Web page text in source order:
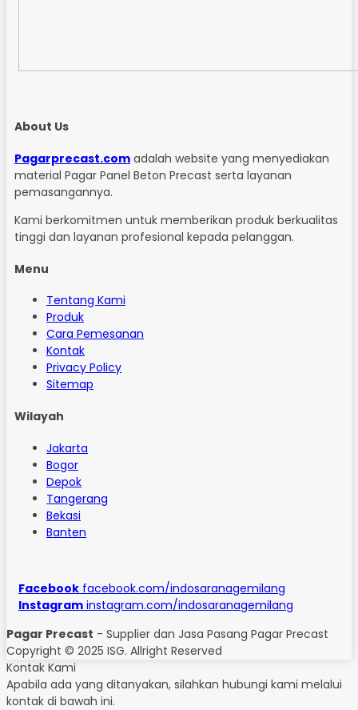
About Us
Pagarprecast.com adalah website yang menyediakan
material Pagar Panel Beton Precast serta layanan
pemasangannya.
Kami berkomitmen untuk memberikan produk berkualitas
tinggi dan layanan profesional kepada pelanggan.
Menu
Tentang Kami
Produk
Cara Pemesanan
Kontak
Privacy Policy
Sitemap
Wilayah
Jakarta
Bogor
Depok
Tangerang
Bekasi
Banten
Facebook facebook.com/indosaranagemilang
Instagram instagram.com/indosaranagemilang
Pagar Precast - Supplier dan Jasa Pasang Pagar Precast
Copyright © 2025 ISG. Allright Reserved
Kontak Kami
Apabila ada yang ditanyakan, silahkan hubungi kami melalui
kontak di bawah ini.